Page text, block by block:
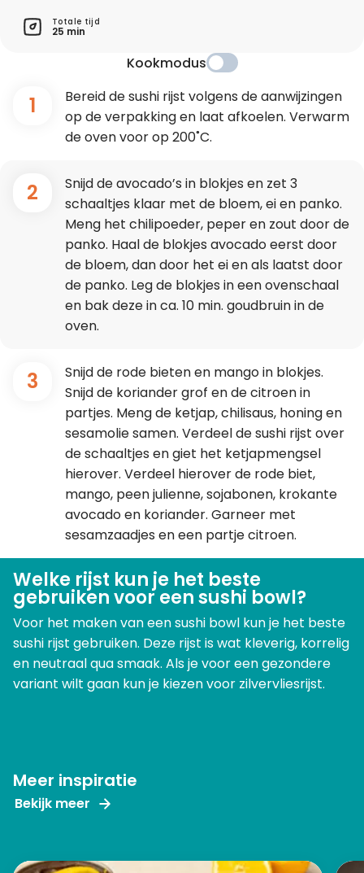
Totale tijd
25 min
Kookmodus
1
Bereid de sushi rijst volgens de aanwijzingen
op de verpakking en laat afkoelen. Verwarm
de oven voor op 200˚C.
2
Snijd de avocado’s in blokjes en zet 3
schaaltjes klaar met de bloem, ei en panko.
Meng het chilipoeder, peper en zout door de
panko. Haal de blokjes avocado eerst door
de bloem, dan door het ei en als laatst door
de panko. Leg de blokjes in een ovenschaal
en bak deze in ca. 10 min. goudbruin in de
oven.
3
Snijd de rode bieten en mango in blokjes.
Snijd de koriander grof en de citroen in
partjes. Meng de ketjap, chilisaus, honing en
sesamolie samen. Verdeel de sushi rijst over
de schaaltjes en giet het ketjapmengsel
hierover. Verdeel hierover de rode biet,
mango, peen julienne, sojabonen, krokante
avocado en koriander. Garneer met
sesamzaadjes en een partje citroen.
Welke rijst kun je het beste
gebruiken voor een sushi bowl?
Voor het maken van een sushi bowl kun je het beste
sushi rijst gebruiken. Deze rijst is wat kleverig, korrelig
en neutraal qua smaak. Als je voor een gezondere
variant wilt gaan kun je kiezen voor zilvervliesrijst.
Meer inspiratie
Bekijk meer